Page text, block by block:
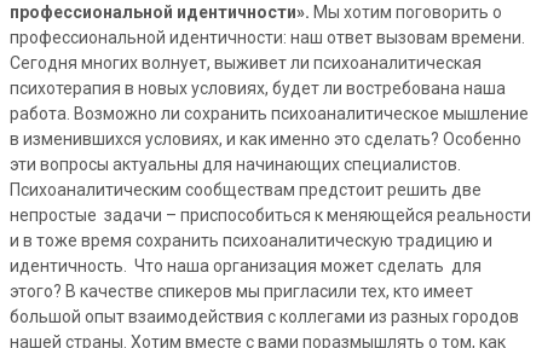
профессиональной идентичности». Мы хотим поговорить о
профессиональной идентичности: наш ответ вызовам времени.
Сегодня многих волнует, выживет ли психоаналитическая
психотерапия в новых условиях, будет ли востребована наша
работа. Возможно ли сохранить психоаналитическое мышление
в изменившихся условиях, и как именно это сделать? Особенно
эти вопросы актуальны для начинающих специалистов.
Психоаналитическим сообществам предстоит решить две
непростые задачи – приспособиться к меняющейся реальности
и в тоже время сохранить психоаналитическую традицию и
идентичность. Что наша организация может сделать для
этого? В качестве спикеров мы пригласили тех, кто имеет
большой опыт взаимодействия с коллегами из разных городов
нашей страны. Хотим вместе с вами поразмышлять о том, как